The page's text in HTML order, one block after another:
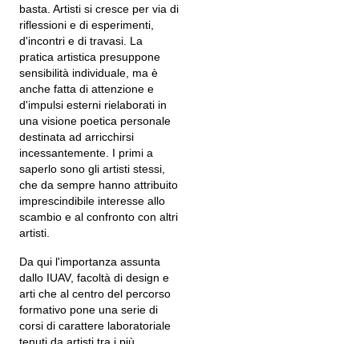
basta. Artisti si cresce per via di
riflessioni e di esperimenti,
d'incontri e di travasi. La
pratica artistica presuppone
sensibilità individuale, ma è
anche fatta di attenzione e
d'impulsi esterni rielaborati in
una visione poetica personale
destinata ad arricchirsi
incessantemente. I primi a
saperlo sono gli artisti stessi,
che da sempre hanno attribuito
imprescindibile interesse allo
scambio e al confronto con altri
artisti.
Da qui l'importanza assunta
dallo IUAV, facoltà di design e
arti che al centro del percorso
formativo pone una serie di
corsi di carattere laboratoriale